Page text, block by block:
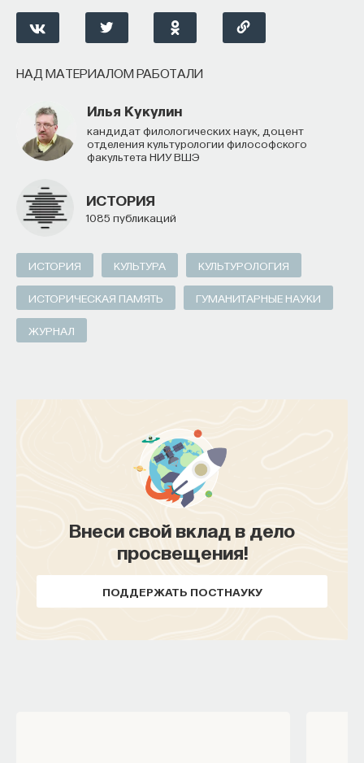
НАД МАТЕРИАЛОМ РАБОТАЛИ
Илья Кукулин
кандидат филологических наук, доцент
отделения культурологии философского
факультета НИУ ВШЭ
ИСТОРИЯ
1085 публикаций
ИСТОРИЯ КУЛЬТУРА КУЛЬТУРОЛОГИЯ
ИСТОРИЧЕСКАЯ ПАМЯТЬ ГУМАНИТАРНЫЕ НАУКИ
ЖУРНАЛ
Внеси свой вклад в дело
просвещения!
ПОДДЕРЖАТЬ ПОСТНАУКУ